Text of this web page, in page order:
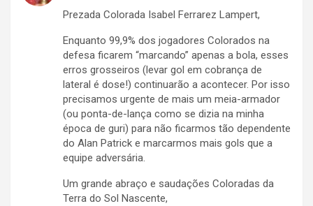
Prezada Colorada Isabel Ferrarez Lampert,
Enquanto 99,9% dos jogadores Colorados na
defesa ficarem “marcando” apenas a bola, esses
erros grosseiros (levar gol em cobrança de
lateral é dose!) continuarão a acontecer. Por isso
precisamos urgente de mais um meia-armador
(ou ponta-de-lança como se dizia na minha
época de guri) para não ficarmos tão dependente
do Alan Patrick e marcarmos mais gols que a
equipe adversária.
Um grande abraço e saudações Coloradas da
Terra do Sol Nascente,